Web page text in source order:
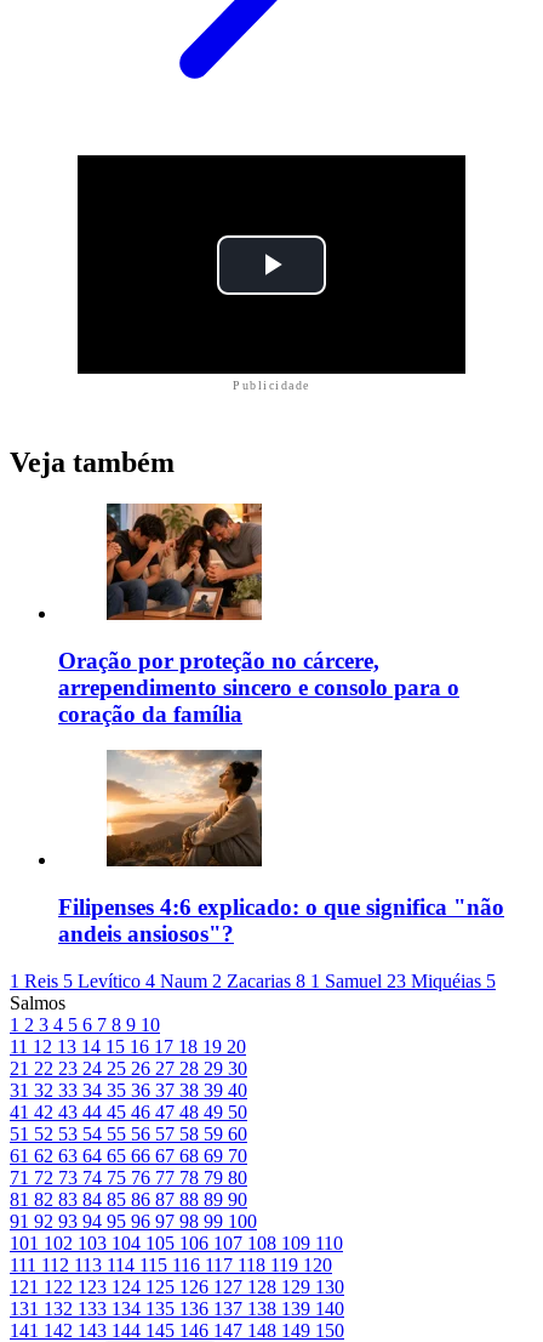
Publicidade
Veja também
Oração por proteção no cárcere,
arrependimento sincero e consolo para o
coração da família
Filipenses 4:6 explicado: o que significa "não
andeis ansiosos"?
1 Reis 5 Levítico 4 Naum 2 Zacarias 8 1 Samuel 23 Miquéias 5
Salmos
1 2 3 4 5 6 7 8 9 10
11 12 13 14 15 16 17 18 19 20
21 22 23 24 25 26 27 28 29 30
31 32 33 34 35 36 37 38 39 40
41 42 43 44 45 46 47 48 49 50
51 52 53 54 55 56 57 58 59 60
61 62 63 64 65 66 67 68 69 70
71 72 73 74 75 76 77 78 79 80
81 82 83 84 85 86 87 88 89 90
91 92 93 94 95 96 97 98 99 100
101 102 103 104 105 106 107 108 109 110
111 112 113 114 115 116 117 118 119 120
121 122 123 124 125 126 127 128 129 130
131 132 133 134 135 136 137 138 139 140
141 142 143 144 145 146 147 148 149 150